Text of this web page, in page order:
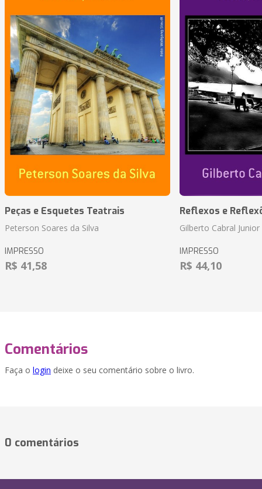
Peças e Esquetes Teatrais
Peterson Soares da Silva
IMPRESSO
R$ 41,58
Reflexos e
Gilberto Cabral Junior
IMPRESSO
R$ 44,10
Comentários
Faça o login deixe o seu comentário sobre o livro.
0 comentários